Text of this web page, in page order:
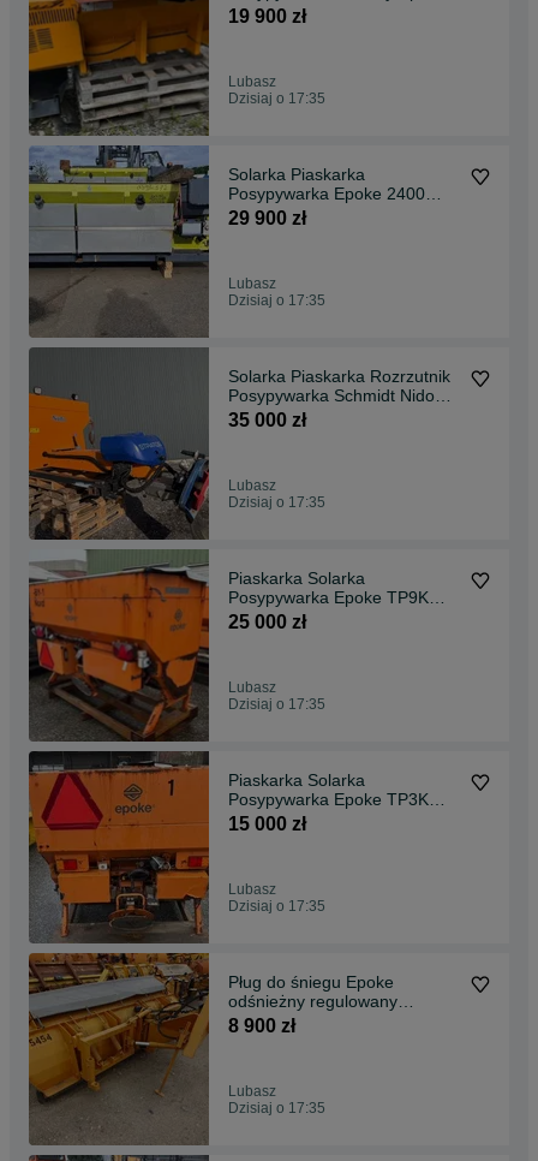
Schmidt Nido Stratos silnik
19 900 zł
Lubasz
Dzisiaj o 17:35
Solarka Piaskarka
Posypywarka Epoke 2400
Igloo Schmidt Stratos silnik
29 900 zł
Lubasz
Dzisiaj o 17:35
Solarka Piaskarka Rozrzutnik
Posypywarka Schmidt Nido
Stratos Epoke
35 000 zł
Lubasz
Dzisiaj o 17:35
Piaskarka Solarka
Posypywarka Epoke TP9K
solanka film Schmidt WOM
25 000 zł
Lubasz
Dzisiaj o 17:35
Piaskarka Solarka
Posypywarka Epoke TP3K
solanka film Schmidt WOM
15 000 zł
Lubasz
Dzisiaj o 17:35
Pług do śniegu Epoke
odśnieżny regulowany
hydrauliczny New Holland
8 900 zł
Lubasz
Dzisiaj o 17:35